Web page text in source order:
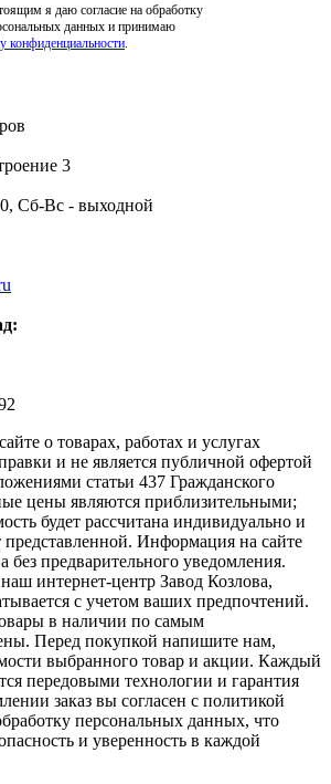
я даю согласие на обработку
данных и принимаю
конфиденциальности
3
Сб-Вс - выходной
о товарах, работах и услугах
и не является публичной офертой
статьи 437 Гражданского
цены являются приблизительными;
будет рассчитана индивидуально и
представленной. Информация на сайте
без предварительного уведомления.
интернет-центр Завод Козлова,
с учетом ваших предпочтений.
в наличии по самым
Перед покупкой напишите нам,
выбранного товар и акции. Каждый
передовыми технологии и гарантия
заказ вы согласен с политикой
персональных данных, что
и уверенность в каждой